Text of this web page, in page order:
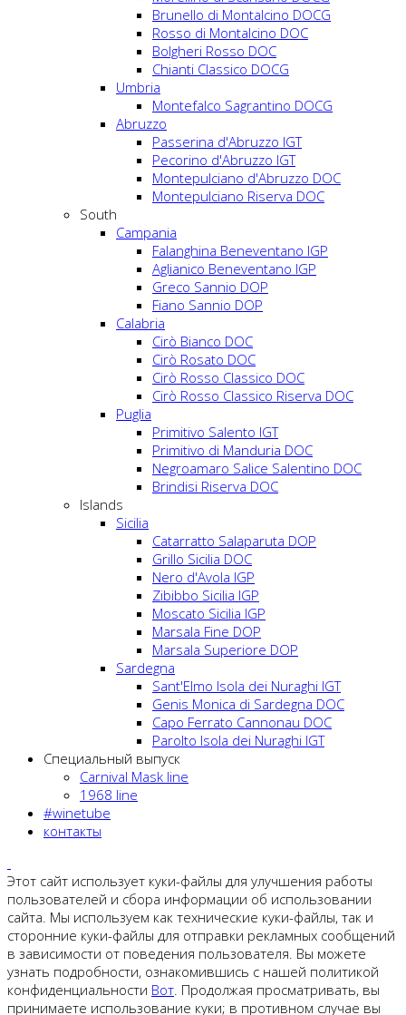
Brunello di Montalcino DOCG
Rosso di Montalcino DOC
Bolgheri Rosso DOC
Chianti Classico DOCG
Umbria
Montefalco Sagrantino DOCG
Abruzzo
Passerina d'Abruzzo IGT
Pecorino d'Abruzzo IGT
Montepulciano d'Abruzzo DOC
Montepulciano Riserva DOC
South
Campania
Falanghina Beneventano IGP
Aglianico Beneventano IGP
Greco Sannio DOP
Fiano Sannio DOP
Calabria
Cirò Bianco DOC
Cirò Rosato DOC
Cirò Rosso Classico DOC
Cirò Rosso Classico Riserva DOC
Puglia
Primitivo Salento IGT
Primitivo di Manduria DOC
Negroamaro Salice Salentino DOC
Brindisi Riserva DOC
Islands
Sicilia
Catarratto Salaparuta DOP
Grillo Sicilia DOC
Nero d'Avola IGP
Zibibbo Sicilia IGP
Moscato Sicilia IGP
Marsala Fine DOP
Marsala Superiore DOP
Sardegna
Sant'Elmo Isola dei Nuraghi IGT
Genis Monica di Sardegna DOC
Capo Ferrato Cannonau DOC
Parolto Isola dei Nuraghi IGT
Специальный выпуск
Carnival Mask line
1968 line
#winetube
контакты
Этот сайт использует куки-файлы для улучшения работы
пользователей и сбора информации об использовании
сайта. Мы используем как технические куки-файлы, так и
сторонние куки-файлы для отправки рекламных сообщений
в зависимости от поведения пользователя. Вы можете
узнать подробности, ознакомившись с нашей политикой
конфиденциальности Вот. Продолжая просматривать, вы
принимаете использование куки; в противном случае вы